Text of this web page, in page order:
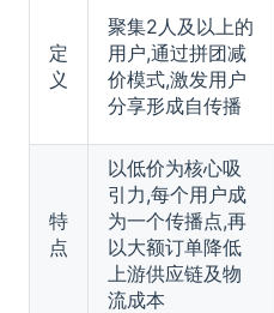
定
义
聚集2人及以上的
用户,通过拼团减
价模式,激发用户
分享形成自传播
特
点
以低价为核心吸
引力,每个用户成
为一个传播点,再
以大额订单降低
上游供应链及物
流成本